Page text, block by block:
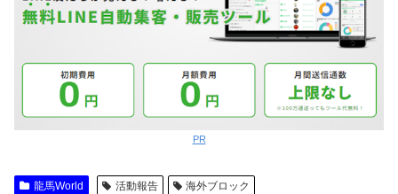
PR
龍馬World 活動報告 海外ブロック